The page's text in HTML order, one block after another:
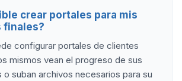
crear portales para mis
finales?
configurar portales de clientes
mismos vean el progreso de sus
o suban archivos necesarios para su